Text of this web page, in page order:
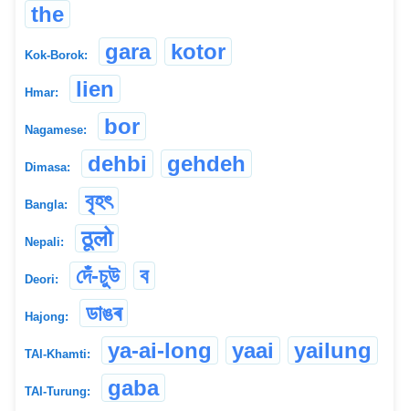
the
Kok-Borok: gara kotor
Hmar: lien
Nagamese: bor
Dimasa: dehbi gehdeh
Bangla: বৃহৎ
Nepali: ठूलो
Deori: দেঁ-চুউ ব
Hajong: ডাঙৰ
TAI-Khamti: ya-ai-long yaai yailung
TAI-Turung: gaba